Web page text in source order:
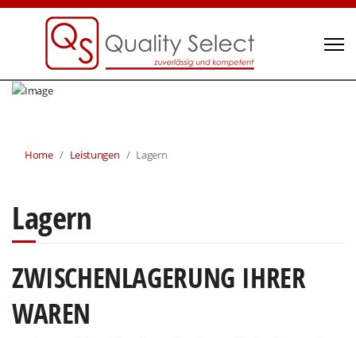
Home Leistungen Lagern
Lagern
ZWISCHENLAGERUNG IHRER
WAREN